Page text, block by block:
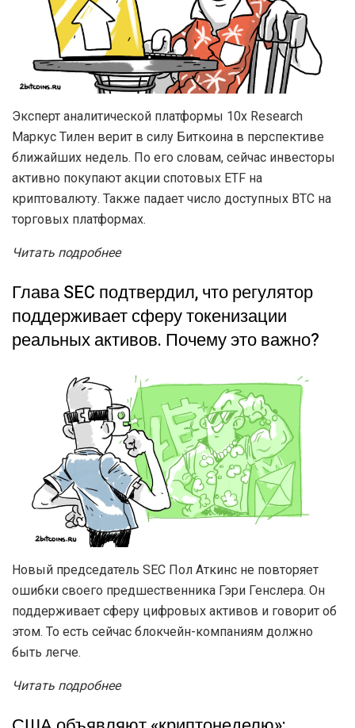
Эксперт аналитической платформы 10x Research
Маркус Тилен верит в силу Биткоина в перспективе
ближайших недель. По его словам, сейчас инвесторы
активно покупают акции спотовых ETF на
криптовалюту. Также падает число доступных BTC на
торговых платформах.
Читать подробнее
Глава SEC подтвердил, что регулятор
поддерживает сферу токенизации
реальных активов. Почему это важно?
Новый председатель SEC Пол Аткинс не повторяет
ошибки своего предшественника Гэри Генслера. Он
поддерживает сферу цифровых активов и говорит об
этом. То есть сейчас блокчейн-компаниям должно
быть легче.
Читать подробнее